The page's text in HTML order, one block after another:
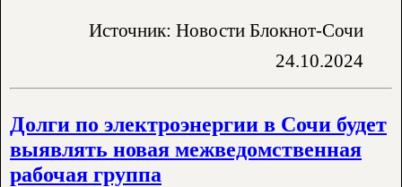
Источник: Новости Блокнот-Сочи
24.10.2024
Долги по электроэнергии в Сочи будет
выявлять новая межведомственная
рабочая группа